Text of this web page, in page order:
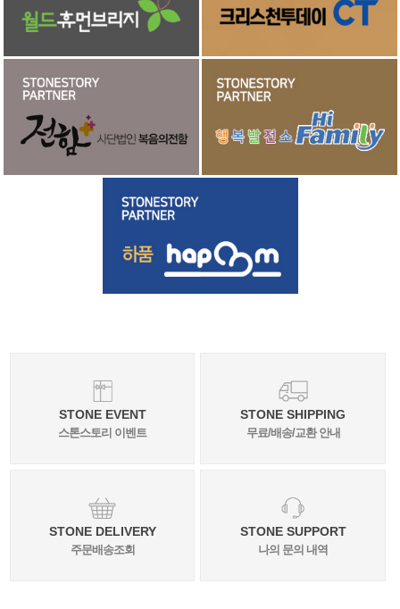
STONE EVENT
스톤스토리 이벤트
STONE SHIPPING
무료/배송/교환 안내
STONE DELIVERY
주문배송조회
STONE SUPPORT
나의 문의 내역